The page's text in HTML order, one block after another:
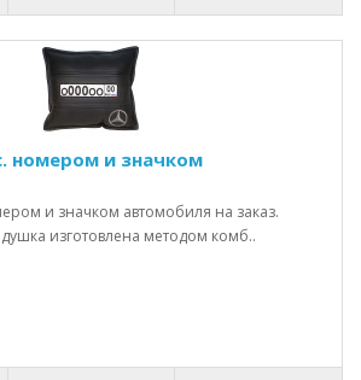
номером и значком
и значком автомобиля на заказ.
изготовлена методом комб..